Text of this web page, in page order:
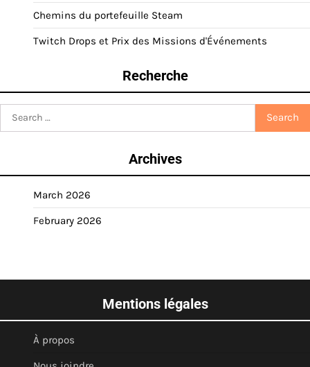
Chemins du portefeuille Steam
Twitch Drops et Prix des Missions d'Événements
Recherche
Archives
March 2026
February 2026
Mentions légales
À propos